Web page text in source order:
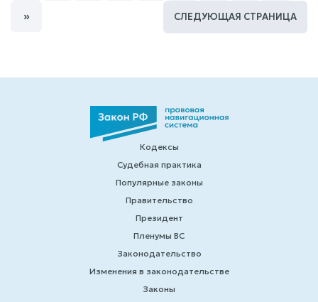
» СЛЕДУЮЩАЯ СТРАНИЦА
Кодексы
Судебная практика
Популярные законы
Правительство
Президент
Пленумы ВС
Законодательство
Изменения в законодательстве
Законы